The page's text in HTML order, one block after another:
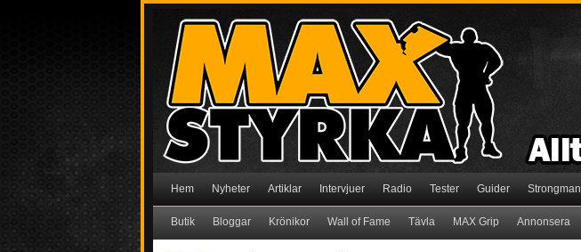
Hem Nyheter Artiklar Intervjuer Radio Tester Guider Strongman
Butik Bloggar Krönikor Wall of Fame Tävla MAX Grip Annonsera